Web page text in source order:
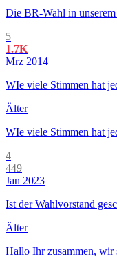
Die BR-Wahl in
5
1.7K
Mrz 2014
WIe viele Stimmen hat
Älter
WIe viele Stimmen hat
4
449
Jan 2023
Ist der Wahlvorstand
Älter
Hallo Ihr zusammen, wir